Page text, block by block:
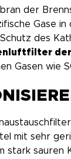
der
Gase
des
der
Gasen wie
mit sehr
stark sauren